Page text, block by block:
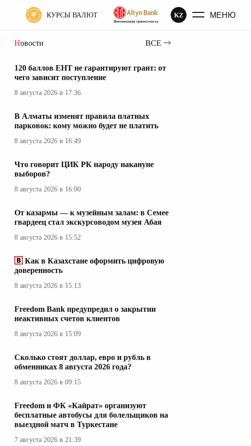
КУРСЫ ВАЛЮТ KZ МЕНЮ
Новости ВСЕ
120 баллов ЕНТ не гарантируют грант: от
чего зависит поступление
8 августа 2026 в 17:36
В Алматы изменят правила платных
парковок: кому можно будет не платить
8 августа 2026 в 16:49
Что говорит ЦИК РК народу накануне
выборов?
8 августа 2026 в 16:00
От казармы — к музейным залам: в Семее
гвардеец стал экскурсоводом музея Абая
8 августа 2026 в 15:52
Как в Казахстане оформить цифровую
доверенность
8 августа 2026 в 15:13
Freedom Bank предупредил о закрытии
неактивных счетов клиентов
8 августа 2026 в 15:09
Сколько стоят доллар, евро и рубль в
обменниках 8 августа 2026 года?
8 августа 2026 в 09:15
Freedom и ФК «Кайрат» организуют
бесплатные автобусы для болельщиков на
выездной матч в Туркестане
7 августа 2026 в 21:39